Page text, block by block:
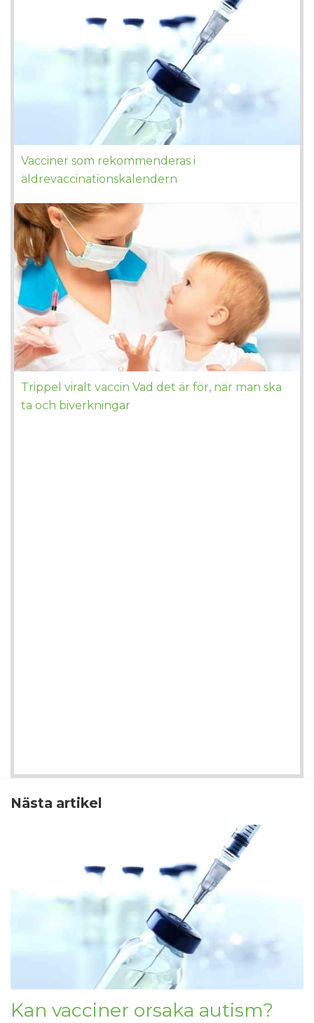
Vacciner som rekommenderas i
äldrevaccinationskalendern
Trippel viralt vaccin Vad det är för, när man ska
ta och biverkningar
Nästa artikel
Kan vacciner orsaka autism?